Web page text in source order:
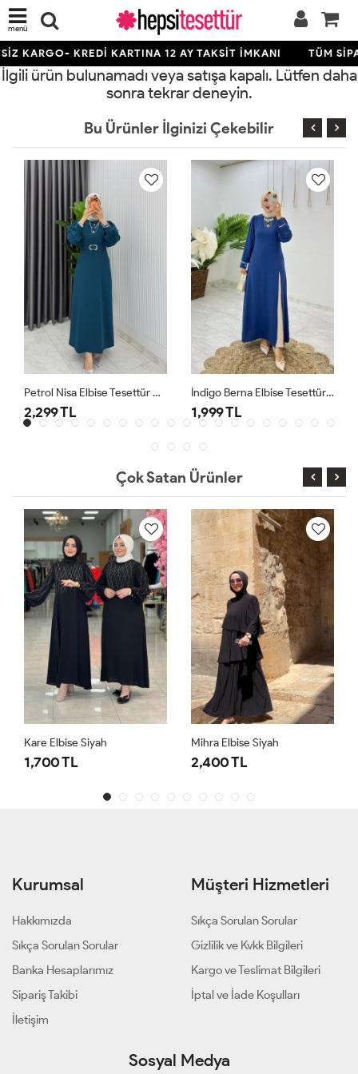
menü
KARGO- KREDİ KARTINA 12 AY TAKSİT İMKANI TÜM
İlgili ürün bulunamadı veya satışa kapalı. Lütfen daha
sonra tekrar deneyin.
Bu Ürünler İlginizi Çekebilir
Petrol Nisa Elbise Tesettür Giyim
2,299 TL
İndigo Berna Elbise Tesettür Giyim
1,999 TL
Çok Satan Ürünler
Kare Elbise Siyah
1,700 TL
Mihra Elbise Siyah
2,400 TL
Kurumsal
Hakkımızda
Sıkça Sorulan Sorular
Banka Hesaplarımız
Sipariş Takibi
İletişim
Müşteri Hizmetleri
Sıkça Sorulan Sorular
Gizlilik ve Kvkk Bilgileri
Kargo ve Teslimat Bilgileri
İptal ve İade Koşulları
Sosyal Medya